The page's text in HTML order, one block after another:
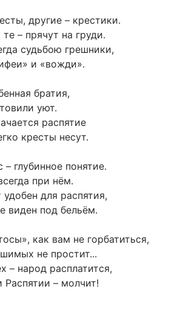
другие – крестики.
– прячут на груди.
судьбою грешники,
и «вожди».
братия,
уют.
распятие
кресты несут.
глубинное понятие.
при нём.
для распятия,
виден под бельём.
как вам не горбатиться,
не простит...
– народ расплатится,
Распятии – молчит!